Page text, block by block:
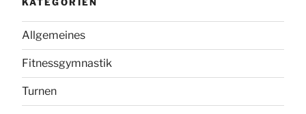
Allgemeines
Fitnessgymnastik
Turnen